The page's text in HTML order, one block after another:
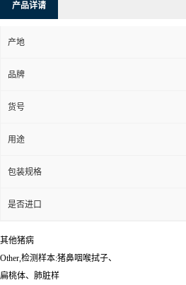
产品详请
产地
品牌
货号
用途
包装规格
是否进口
其他猪病
Other,检测样本:猪鼻咽喉拭子、
扁桃体、肺脏样